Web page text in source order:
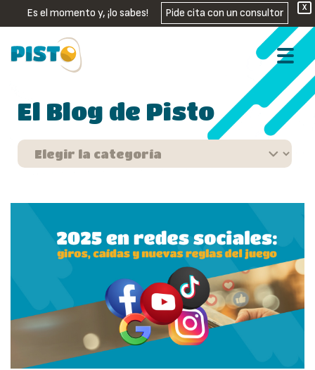
X
Es el momento y, ¡lo sabes! Pide cita con un consultor
El Blog de Pisto